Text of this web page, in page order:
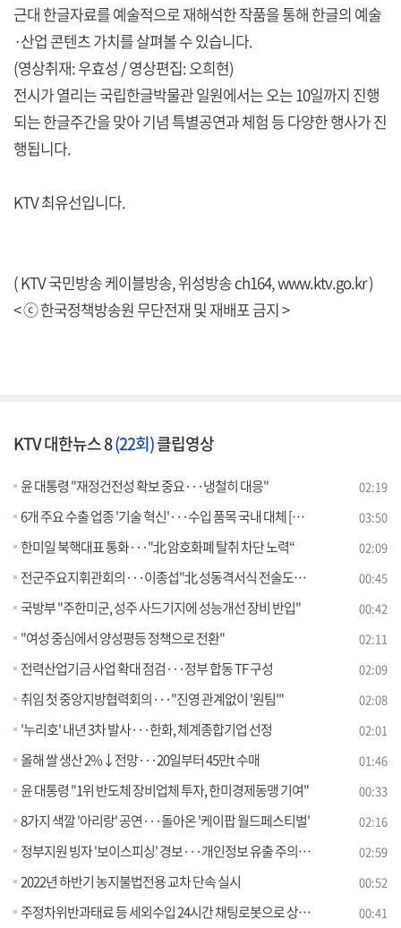
근대 한글자료를 예술적으로 재해석한 작품을 통해 한글의 예술
·산업 콘텐츠 가치를 살펴볼 수 있습니다.
(영상취재: 우효성 / 영상편집: 오희현)
전시가 열리는 국립한글박물관 일원에서는 오는 10일까지 진행
되는 한글주간을 맞아 기념 특별공연과 체험 등 다양한 행사가 진
행됩니다.
KTV 최유선입니다.
( KTV 국민방송 케이블방송, 위성방송 ch164,www.ktv.go.kr)
< ⓒ 한국정책방송원 무단전재 및 재배포 금지 >
KTV 대한뉴스 8(22회)클립영상
윤 대통령 "재정건전성 확보 중요···냉철히 대응" 02:19
6개 주요 수출 업종 '기술 혁신'···수입 품목 국내 대체 [뉴스의 맥] 03:50
한미일 북핵대표 통화···"北 암호화폐 탈취 차단 노력“ 02:09
전군주요지휘관회의···이종섭"北 성동격서식 전술도발 대비" 00:45
국방부 "주한미군, 성주 사드기지에 성능개선 장비 반입" 00:42
"여성 중심에서 양성평등 정책으로 전환" 02:11
전력산업기금 사업 확대 점검···정부 합동 TF 구성 02:09
취임 첫 중앙지방협력회의···"진영 관계없이 '원팀'" 02:08
'누리호' 내년 3차 발사···한화, 체계종합기업 선정 02:01
올해 쌀 생산 2%↓전망···20일부터 45만t 수매 01:46
윤 대통령 "1위 반도체 장비업체 투자, 한미경제동맹 기여" 00:33
8가지 색깔 '아리랑' 공연···돌아온 '케이팝 월드페스티벌' 02:16
정부지원 빙자 '보이스피싱' 경보···개인정보 유출 주의 [정책현장+] 02:59
2022년 하반기 농지불법전용 교차 단속 실시 00:52
주정차위반과태료 등 세외수입 24시간 채팅로봇으로 상담하세요 00:41